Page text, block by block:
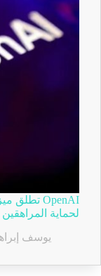
لحماية المراهقين
يوسف